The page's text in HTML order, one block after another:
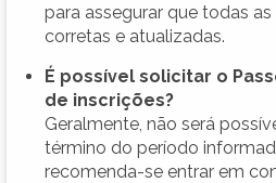
para assegurar que todas
corretas e atualizadas.
É possível solicitar o
de inscrições?
Geralmente, não será
término do período
recomenda-se entrar em